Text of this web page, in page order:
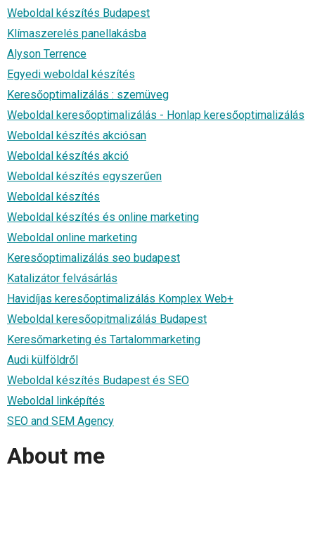
Weboldal készítés Budapest
Klímaszerelés panellakásba
Alyson Terrence
Egyedi weboldal készítés
Keresőoptimalizálás : szemüveg
Weboldal keresőoptimalizálás - Honlap keresőoptimalizálás
Weboldal készítés akciósan
Weboldal készítés akció
Weboldal készítés egyszerűen
Weboldal készítés
Weboldal készítés és online marketing
Weboldal online marketing
Keresőoptimalizálás seo budapest
Katalizátor felvásárlás
Havidíjas keresőoptimalizálás Komplex Web+
Weboldal keresőopitmalizálás Budapest
Keresőmarketing és Tartalommarketing
Audi külföldről
Weboldal készítés Budapest és SEO
Weboldal linképítés
SEO and SEM Agency
About me